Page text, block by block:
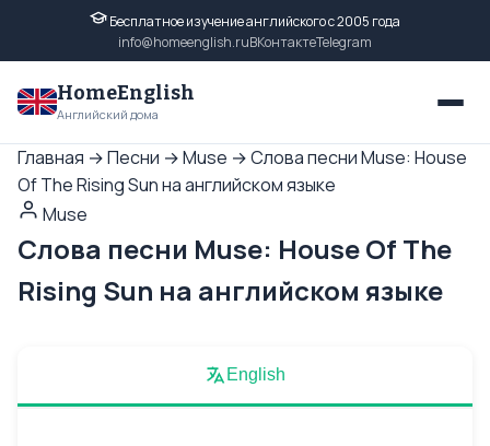
Бесплатное изучение английского с 2005 года
info@homeenglish.ruВКонтактеTelegram
HomeEnglish
Английский дома
Главная →Песни →Muse →Слова песни Muse: House
Of The Rising Sun на английском языке
Muse
Слова песни Muse: House Of The
Rising Sun на английском языке
English